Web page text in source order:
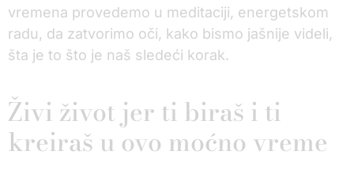
vremena provedemo u meditaciji, energetskom
radu, da zatvorimo oči, kako bismo jašnije videli,
šta je to što je naš sledeći korak.
Živi život jer ti biraš i ti
kreiraš u ovo moćno vreme